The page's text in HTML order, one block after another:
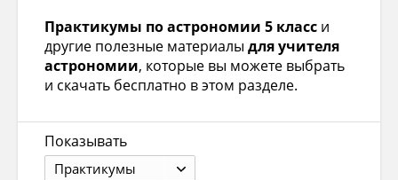
Практикумы по астрономии 5 класс и
другие полезные материалы для учителя
астрономии, которые вы можете выбрать
и скачать бесплатно в этом разделе.
Показывать
Практикумы